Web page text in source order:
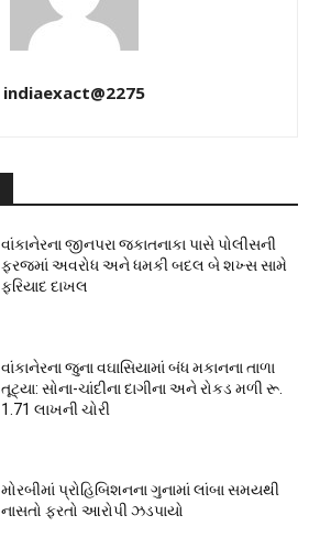
indiaexact@2275
વાંકાનેરના જીનપરા જકાતનાકા પાસે પોલીસની
ફરજમાં અવરોધ અને ધમકી બદલ બે શખ્સ સામે
ફરિયાદ દાખલ
વાંકાનેરના જુના વઘાસિયામાં બંધ મકાનના તાળા
તૂટ્યા: સોના-ચાંદીના દાગીના અને રોકડ મળી રૂ.
1.71 લાખની ચોરી
મોરબીમાં પ્રોહિબિશનના ગુનામાં લાંબા સમયથી
નાસતો ફરતો આરોપી ઝડપાયો